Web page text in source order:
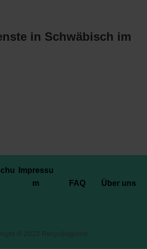
in Schwäbisch im
Impressu
m
FAQ Über uns
© 2023 Recyclingpoint